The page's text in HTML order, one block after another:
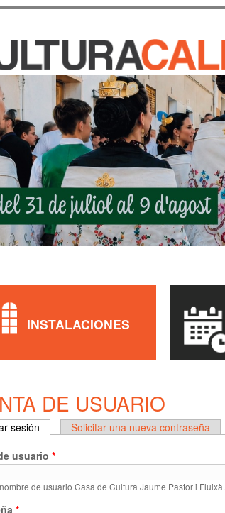
DE USUARIO
PRINCIPALES
sesión (solapa activa)
Solicitar una nueva contraseña
usuario *
de usuario Casa de Cultura Jaume Pastor i Fluixà.
*
INSTALACIONES